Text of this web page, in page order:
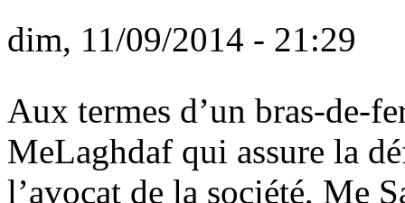
dim, 11/09/2014 - 21:29
Aux termes d’un bras-de-
MeLaghdaf qui assure la
l’avocat de la société, Me